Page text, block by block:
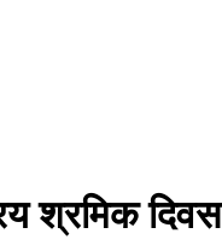
श्रमिक दिवस